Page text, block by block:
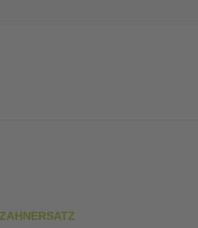
ZAHNERSATZ